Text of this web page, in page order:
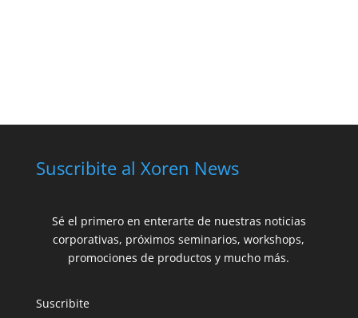
Suscribite al Xoren News
Sé el primero en enterarte de nuestras noticias
corporativas, próximos seminarios, workshops,
promociones de productos y mucho más.
Suscribite